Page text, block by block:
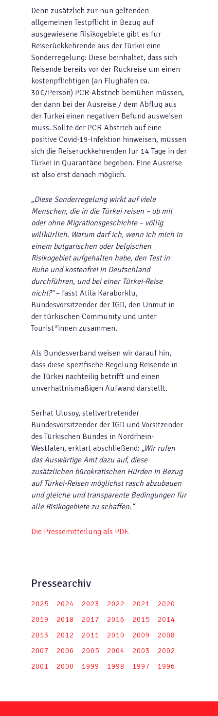
Denn zusätzlich zur nun geltenden
allgemeinen Testpflicht in Bezug auf
ausgewiesene Risikogebiete gibt es für
Reiserückkehrende aus der Türkei eine
Sonderregelung: Diese beinhaltet, dass sich
Reisende bereits vor der Rückreise um einen
kostenpflichtigen (an Flughäfen ca.
30€/Person) PCR-Abstrich bemühen müssen,
der dann bei der Ausreise / dem Abflug aus
der Türkei einen negativen Befund ausweisen
muss. Sollte der PCR-Abstrich auf eine
positive Covid-19-Infektion hinweisen, müssen
sich die Reiserückkehrenden für 14 Tage in der
Türkei in Quarantäne begeben. Eine Ausreise
ist also erst danach möglich.
„Diese Sonderregelung wirkt auf viele
Menschen, die in die Türkei reisen – ob mit
oder ohne Migrationsgeschichte – völlig
willkürlich. Warum darf ich, wenn ich mich in
einem bulgarischen oder belgischen
Risikogebiet aufgehalten habe, den Test in
Ruhe und kostenfrei in Deutschland
durchführen, und bei einer Türkei-Reise
nicht?“– fasst Atila Karabörklü,
Bundesvorsitzender der TGD, den Unmut in
der türkischen Community und unter
Tourist*innen zusammen.
Als Bundesverband weisen wir darauf hin,
dass diese spezifische Regelung Reisende in
die Türkei nachteilig betrifft und einen
unverhältnismäßigen Aufwand darstellt.
Serhat Ulusoy, stellvertretender
Bundesvorsitzender der TGD und Vorsitzender
des Türkischen Bundes in Nordrhein-
Westfalen, erklärt abschließend: „Wir rufen
das Auswärtige Amt dazu auf, diese
zusätzlichen bürokratischen Hürden in Bezug
auf Türkei-Reisen möglichst rasch abzubauen
und gleiche und transparente Bedingungen für
alle Risikogebiete zu schaffen.“
Die Pressemitteilung als PDF.
Pressearchiv
2025 2024 2023 2022 2021
2020
2019
2018 2017 2016 2015
2014
2013
2012 2011 2010 2009
2008
2007
2006 2005 2004 2003
2002
2001
2000 1999 1998 1997 1996